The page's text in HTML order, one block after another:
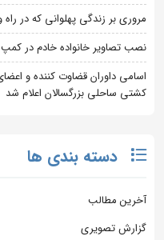
مروری بر زندگی پهلوانی که در
نصب تصاویر خانواده خادم در
اسامی داوران قضاوت کننده و
کشتی ساحلی بزرگسالان اعلام شد
دسته بندی ها
آخرین مطالب
گزارش تصویری